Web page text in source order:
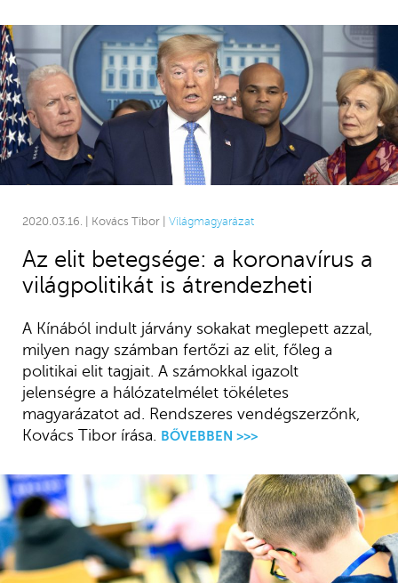
2020.03.16. | Kovács Tibor | Világmagyarázat
Az elit betegsége: a koronavírus a
világpolitikát is átrendezheti
A Kínából indult járvány sokakat meglepett azzal,
milyen nagy számban fertőzi az elit, főleg a
politikai elit tagjait. A számokkal igazolt
jelenségre a hálózatelmélet tökéletes
magyarázatot ad. Rendszeres vendégszerzőnk,
Kovács Tibor írása. BŐVEBBEN >>>